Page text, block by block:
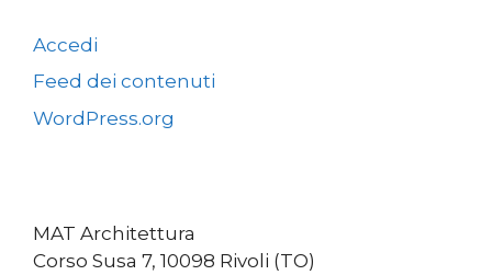
Accedi
Feed dei contenuti
WordPress.org
MAT Architettura
Corso Susa 7, 10098 Rivoli (TO)